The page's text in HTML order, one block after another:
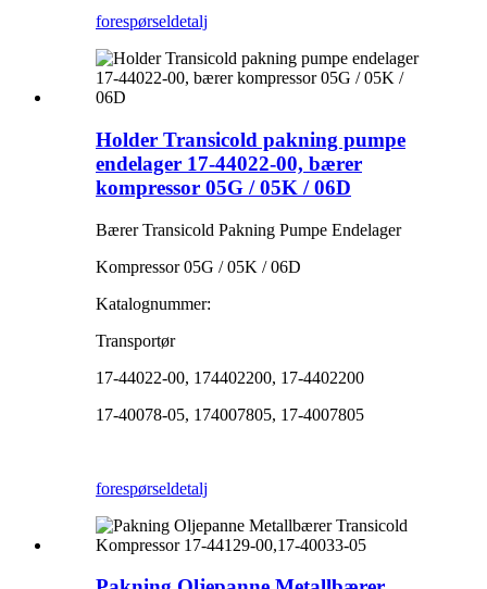
forespørseldetalj
Holder Transicold pakning pumpe
endelager 17-44022-00, bærer
kompressor 05G / 05K / 06D
Bærer Transicold Pakning Pumpe Endelager
Kompressor 05G / 05K / 06D
Katalognummer:
Transportør
17-44022-00, 174402200, 17-4402200
17-40078-05, 174007805, 17-4007805
forespørseldetalj